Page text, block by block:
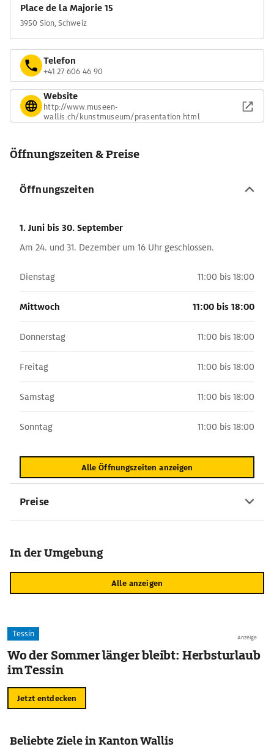
Place de la Majorie 15
3950 Sion, Schweiz
Telefon
+41 27 606 46 90
Website
http://www.museen-
wallis.ch/kunstmuseum/prasentation.html
Öffnungszeiten & Preise
Öffnungszeiten
1. Juni bis 30. September
Am 24. und 31. Dezember um 16 Uhr geschlossen.
Dienstag 11:00 bis 18:00
Mittwoch 11:00 bis 18:00
Donnerstag 11:00 bis 18:00
Freitag 11:00 bis 18:00
Samstag 11:00 bis 18:00
Sonntag 11:00 bis 18:00
Alle Öffnungszeiten anzeigen
Preise
In der Umgebung
Alle anzeigen
Anzeige
Tessin
Wo der Sommer länger bleibt: Herbsturlaub
im Tessin
Jetzt entdecken
Beliebte Ziele in Kanton Wallis